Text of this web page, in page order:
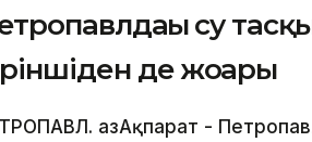
су
де жоғары
ҚазАқпарат -